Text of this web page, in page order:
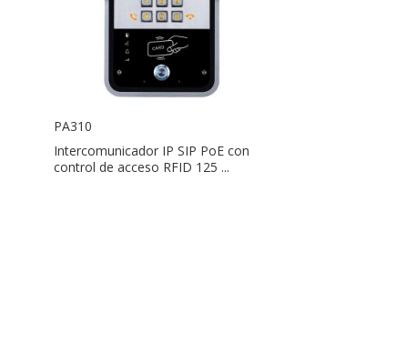
PA310
Intercomunicador IP SIP PoE con
control de acceso RFID 125 ...